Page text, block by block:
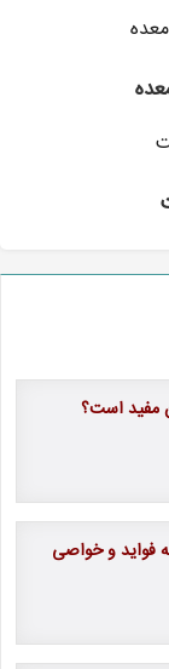
مفید است؟
فواید و خواصی